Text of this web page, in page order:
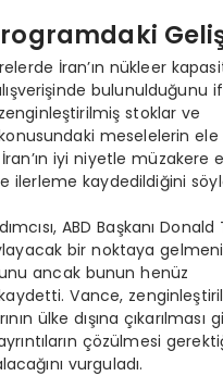
İran’ın nükleer
bulunulduğunu
stoklar ve
meselelerin ele
iyi niyetle müzakere
ilerleme kaydedildiğini
ABD Başkanı Donald
bir noktaya
ancak bunun henüz
Vance,
ülke dışına çıkarılması
çözülmesi
vurguladı.